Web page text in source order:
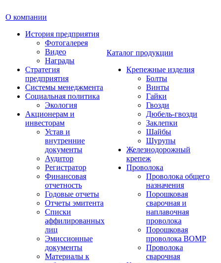
О компании
История предприятия
Фотогалерея
Видео
Награды
Стратегия
предприятия
Системы менеджмента
Социальная политика
Экология
Акционерам и
инвесторам
Устав и
внутренние
документы
Аудитор
Регистратор
Финансовая
отчетность
Годовые отчеты
Отчеты эмитента
Списки
аффилированных
лиц
Эмиссионные
документы
Материалы к
Каталог продукции
Крепежные изделия
Болты
Винты
Гайки
Гвозди
Дюбель-гвозди
Заклепки
Шайбы
Шурупы
Железнодорожный
крепеж
Проволока
Проволока общего
назначения
Порошковая
сварочная и
наплавочная
проволока
Порошковая
проволока ВОМР
Проволока
сварочная